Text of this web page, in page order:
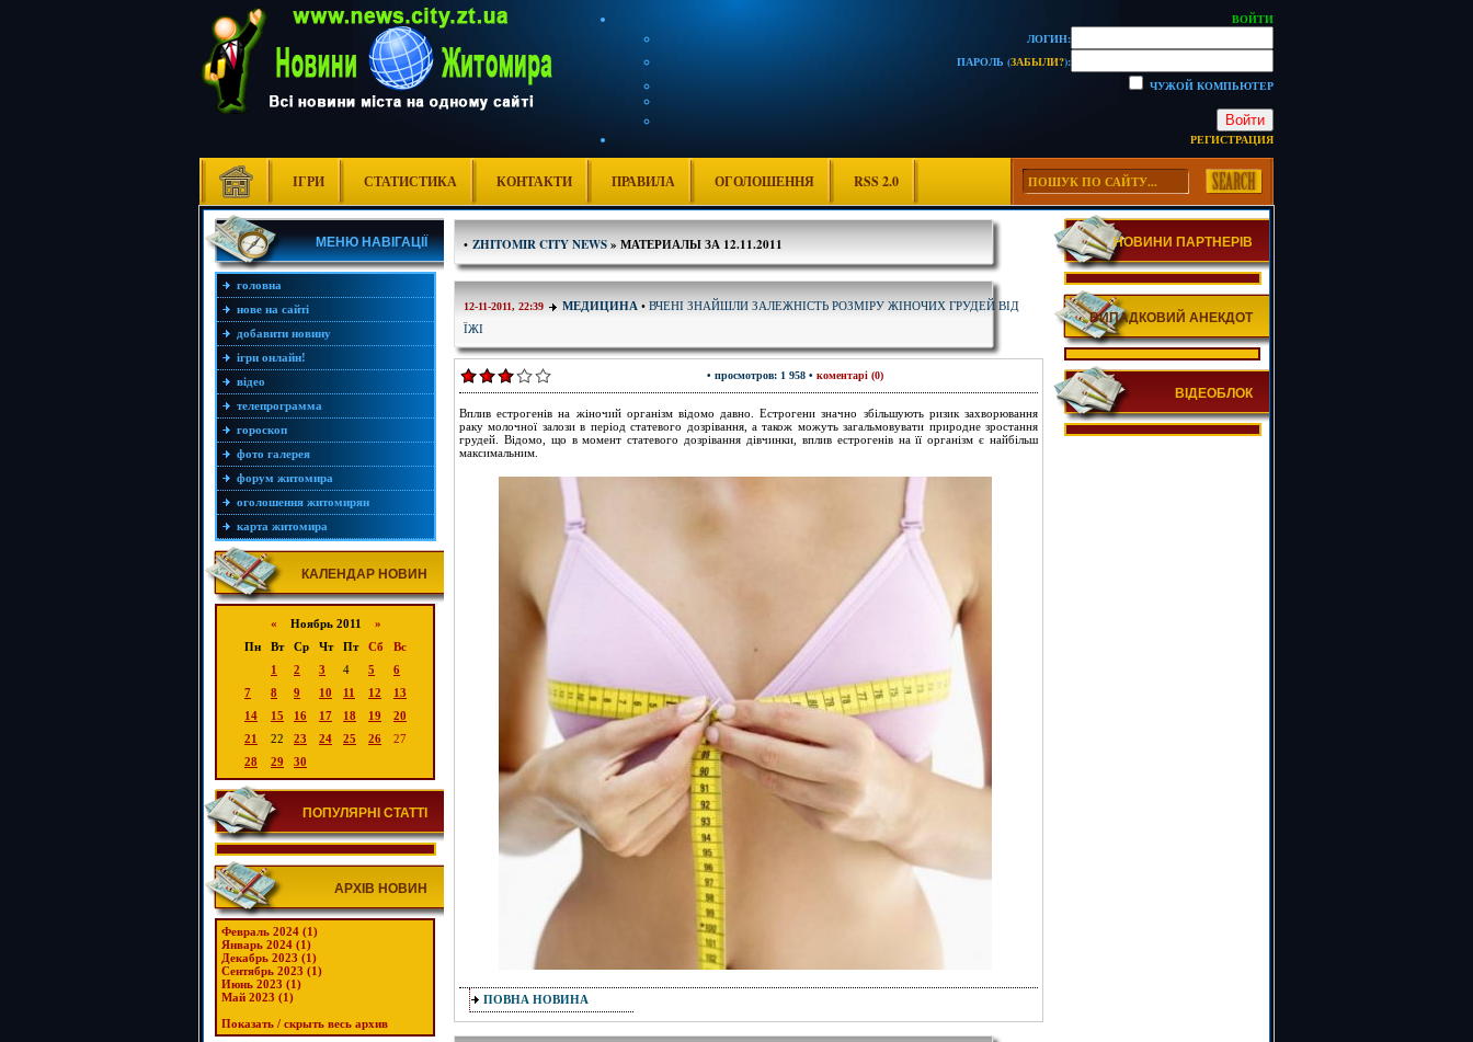
ВОЙТИ
ЛОГИН:
ПАРОЛЬ (ЗАБЫЛИ?):
ЧУЖОЙ КОМПЬЮТЕР
Войти
РЕГИСТРАЦИЯ
ІГРИ СТАТИСТИКА КОНТАКТИ ПРАВИЛА ОГОЛОШЕННЯ RSS 2.0
МЕНЮ НАВІГАЦІЇ
головна
нове на сайті
добавити новину
ігри онлайн!
відео
телепрограмма
гороскоп
фото галерея
форум житомира
оголошення житомирян
карта житомира
КАЛЕНДАР НОВИН
« Ноябрь 2011 »
Пн
Вт Ср Чт Пт Сб
Вс
1
2 3 4 5
6
7
8 9 10 11 12
13
14
15 16 17 18 19
20
21
22 23 24 25 26
27
28
29 30
ПОПУЛЯРНІ СТАТТІ
АРХІВ НОВИН
Февраль 2024 (1)
Январь 2024 (1)
Декабрь 2023 (1)
Сентябрь 2023 (1)
Июнь 2023 (1)
Май 2023 (1)
Показать / скрыть весь архив
• ZHITOMIR CITY NEWS» МАТЕРИАЛЫ ЗА 12.11.2011
12-11-2011, 22:39 МЕДИЦИНА • ВЧЕНІ ЗНАЙШЛИ ЗАЛЕЖНІСТЬ РОЗМІРУ ЖІНОЧИХ ГРУДЕЙ ВІД
ЇЖІ
• просмотров: 1 958 • коментарі (0)
Вплив естрогенів на жіночий організм відомо давно. Естрогени значно збільшують ризик захворювання
раку молочної залози в період статевого дозрівання, а також можуть загальмовувати природне зростання
грудей. Відомо, що в момент статевого дозрівання дівчинки, вплив естрогенів на її організм є найбільш
максимальним.
ПОВНА НОВИНА
НОВИНИ ПАРТНЕРІВ
ВИПАДКОВИЙ АНЕКДОТ
ВІДЕОБЛОК